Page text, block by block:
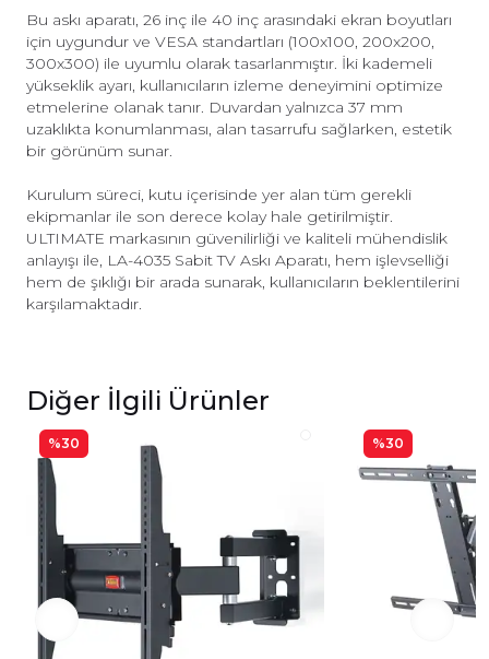
Bu askı aparatı, 26 inç ile 40 inç arasındaki ekran boyutları
için uygundur ve VESA standartları (100x100, 200x200,
300x300) ile uyumlu olarak tasarlanmıştır. İki kademeli
yükseklik ayarı, kullanıcıların izleme deneyimini optimize
etmelerine olanak tanır. Duvardan yalnızca 37 mm
uzaklıkta konumlanması, alan tasarrufu sağlarken, estetik
bir görünüm sunar.
Kurulum süreci, kutu içerisinde yer alan tüm gerekli
ekipmanlar ile son derece kolay hale getirilmiştir.
ULTIMATE markasının güvenilirliği ve kaliteli mühendislik
anlayışı ile, LA-4035 Sabit TV Askı Aparatı, hem işlevselliği
hem de şıklığı bir arada sunarak, kullanıcıların beklentilerini
karşılamaktadır.
Diğer İlgili Ürünler
%30 %30